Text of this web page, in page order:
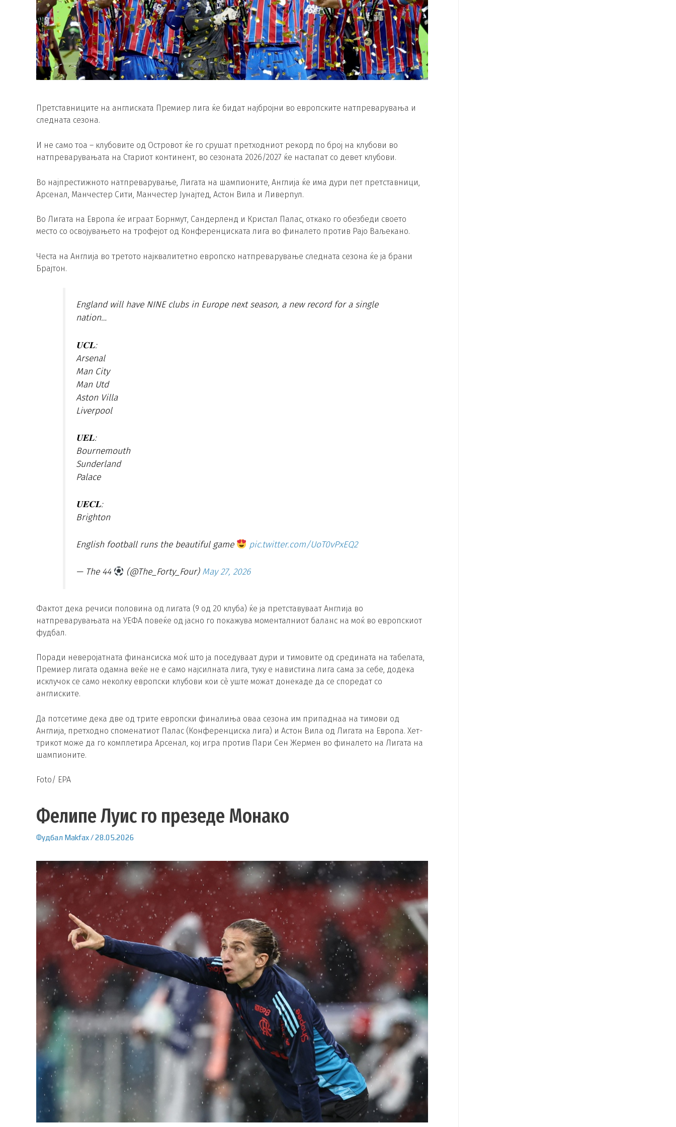
Претставниците на англиската Премиер лига ќе бидат најбројни во европските натпреварувања и
следната сезона.
И не само тоа – клубовите од Островот ќе го срушат претходниот рекорд по број на клубови во
натпреварувањата на Стариот континент, во сезоната 2026/2027 ќе настапат со девет клубови.
Во најпрестижното натпреварување, Лигата на шампионите, Англија ќе има дури пет претставници,
Арсенал, Манчестер Сити, Манчестер Јунајтед, Астон Вила и Ливерпул.
Во Лигата на Европа ќе играат Борнмут, Сандерленд и Кристал Палас, откако го обезбеди своето
место со освојувањето на трофејот од Конференциската лига во финалето против Рајо Ваљекано.
Честа на Англија во третото најквалитетно европско натпреварување следната сезона ќе ја брани
Брајтон.
England will have NINE clubs in Europe next season, a new record for a single
nation…
𝐔𝐂𝐋:
Arsenal
Man City
Man Utd
Aston Villa
Liverpool
𝐔𝐄𝐋:
Bournemouth
Sunderland
Palace
𝐔𝐄𝐂𝐋:
Brighton
English football runs the beautiful game pic.twitter.com/UoT0vPxEQ2
— The 44 (@The_Forty_Four) May 27, 2026
Фактот дека речиси половина од лигата (9 од 20 клуба) ќе ја претставуваат Англија во
натпреварувањата на УЕФА повеќе од јасно го покажува моменталниот баланс на моќ во европскиот
фудбал.
Поради неверојатната финансиска моќ што ја поседуваат дури и тимовите од средината на табелата,
Премиер лигата одамна веќе не е само најсилната лига, туку е навистина лига сама за себе, додека
исклучок се само неколку европски клубови кои сè уште можат донекаде да се споредат со
англиските.
Да потсетиме дека две од трите европски финалиња оваа сезона им припаднаа на тимови од
Англија, претходно споменатиот Палас (Конференциска лига) и Астон Вила од Лигата на Европа. Хет-
трикот може да го комплетира Арсенал, кој игра против Пари Сен Жермен во финалето на Лигата на
шампионите.
Foto/ EPA
Фелипе Луис го презеде Монако
Фудбал Makfax/28.05.2026